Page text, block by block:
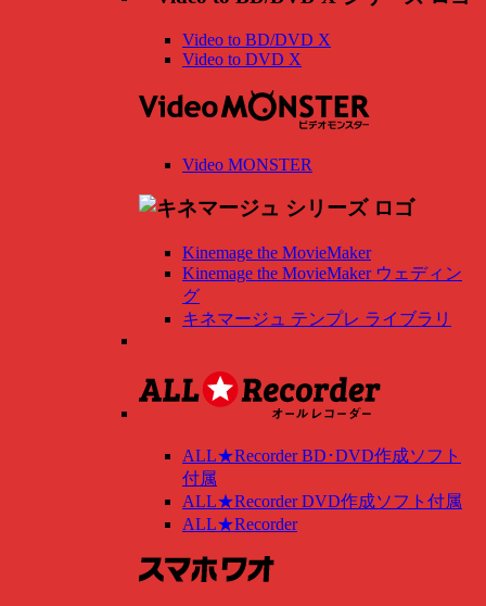
Video to BD/DVD X
Video to DVD X
Video MONSTER
Kinemage the MovieMaker
Kinemage the MovieMaker ウェディン
グ
キネマージュ テンプレ ライブラリ
ALL★Recorder BD･DVD作成ソフト
付属
ALL★Recorder DVD作成ソフト付属
ALL★Recorder